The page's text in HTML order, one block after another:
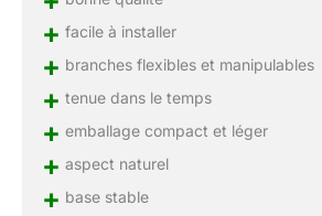
+ facile à installer
+ branches flexibles et manipulables
+ tenue dans le temps
+ emballage compact et léger
+ aspect naturel
+ base stable